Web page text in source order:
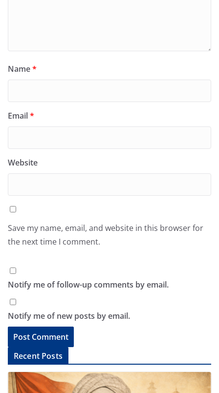
Name*
Email*
Website
Save my name, email, and website in this browser for
the next time I comment.
Notify me of follow-up comments by email.
Notify me of new posts by email.
l
Recent Posts